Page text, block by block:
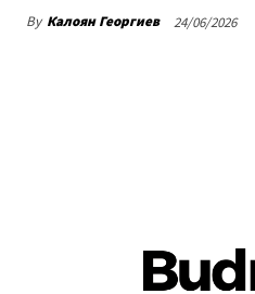
By Калоян Георгиев 24/06/2026